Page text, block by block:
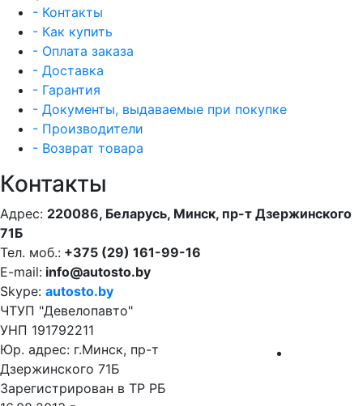
- Контакты
- Как купить
- Оплата заказа
- Доставка
- Гарантия
- Документы, выдаваемые при покупке
- Производители
- Возврат товара
Контакты
Адрес: 220086, Беларусь, Минск, пр-т Дзержинского
71Б
Тел. моб.: +375 (29) 161-99-16
E-mail: info@autosto.by
Skype: autosto.by
ЧТУП "Девелопавто"
УНП 191792211
Юр. адрес: г.Минск, пр-т
Дзержинского 71Б
Зарегистрирован в ТР РБ